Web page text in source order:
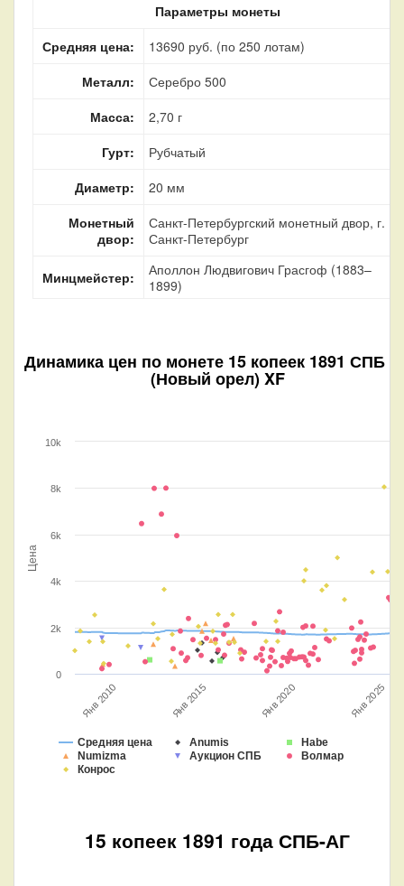
Параметры монеты
Средняя цена:
13690 руб. (по 250 лотам)
Металл:
Серебро 500
Масса:
2,70 г
Гурт:
Рубчатый
Диаметр:
20 мм
Монетный
двор:
Санкт-Петербургский монетный двор, г.
Санкт-Петербург
Минцмейстер:
Аполлон Людвигович Грасгоф (1883–
1899)
Динамика цен по монете 15 копеек 1891 СПБ
(Новый орел) XF
Цена
Средняя цена Anumis
Habe
Numizma
Аукцион СПБ
Волмар
Конрос
Янв 2010 Янв 2015 Янв 2020 Янв 2025
0
2k
4k
6k
8k
10k
15 копеек 1891 года СПБ-АГ